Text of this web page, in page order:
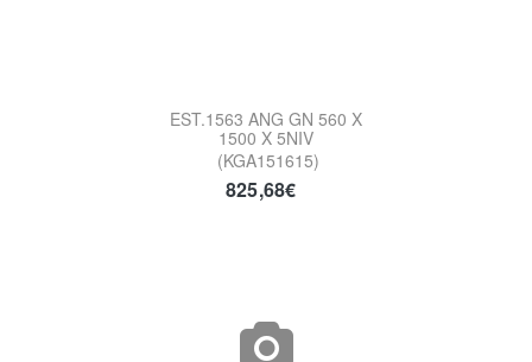
EST.1563 ANG GN 560 X
1500 X 5NIV
(KGA151615)
825,68€